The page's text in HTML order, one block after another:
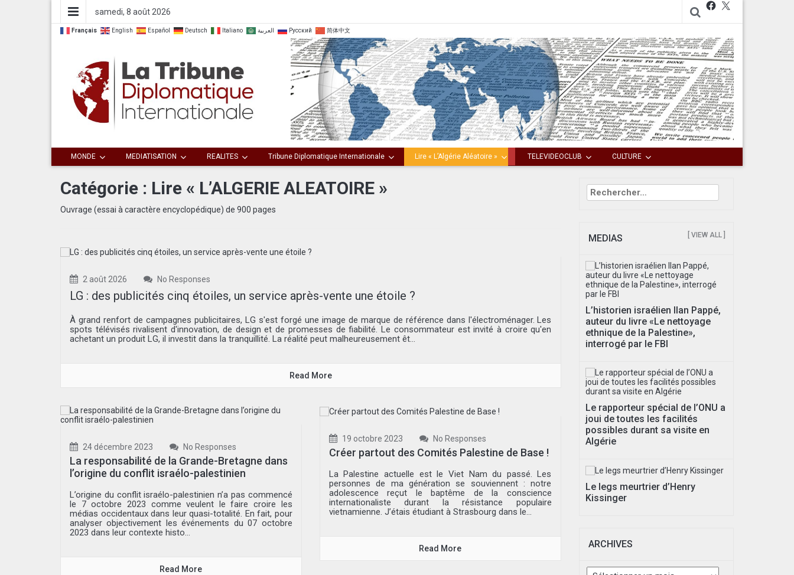
samedi, 8 août 2026
Français English Español Deutsch Italiano العربية Русский 简体中文
Facebook
La Tribune
Diplomatique
Internationale
MONDE MEDIATISATION REALITES Tribune Diplomatique Internationale Lire « L’Algérie Aléatoire » TELEVIDEOCLUB CULTURE
Catégorie : Lire « L’ALGERIE ALEATOIRE »
Ouvrage (essai à caractère encyclopédique) de 900 pages
2 août 2026 No Responses
LG : des publicités cinq étoiles, un service après-vente une étoile ?
À grand renfort de campagnes publicitaires, LG s'est forgé une image de marque de référence dans l'électroménager. Les
spots télévisés rivalisent d'innovation, de design et de promesses de fiabilité. Le consommateur est invité à croire qu'en
achetant un produit LG, il investit dans la tranquillité. La réalité peut malheureusement êt...
Read More
24 décembre 2023 No Responses
La responsabilité de la Grande-Bretagne dans
l’origine du conflit israélo-palestinien
L’origine du conflit israélo-palestinien n’a pas commencé
le 7 octobre 2023 comme veulent le faire croire les
médias occidentaux dans leur quasi-totalité. En fait, pour
analyser objectivement les événements du 07 octobre
2023 dans leur contexte histo...
Read More
19 octobre 2023 No Responses
Créer partout des Comités Palestine de Base !
La Palestine actuelle est le Viet Nam du passé. Les
personnes de ma génération se souviennent : notre
adolescence reçut le baptême de la conscience
internationaliste durant la résistance populaire
vietnamienne. J’étais étudiant à Strasbourg dans le...
Read More
Rechercher :
MEDIAS [ VIEW ALL ]
L’historien israélien Ilan Pappé,
auteur du livre «Le nettoyage
ethnique de la Palestine»,
interrogé par le FBI
Le rapporteur spécial de l’ONU a
joui de toutes les facilités
possibles durant sa visite en
Algérie
Le legs meurtrier d’Henry
Kissinger
ARCHIVES
Archives